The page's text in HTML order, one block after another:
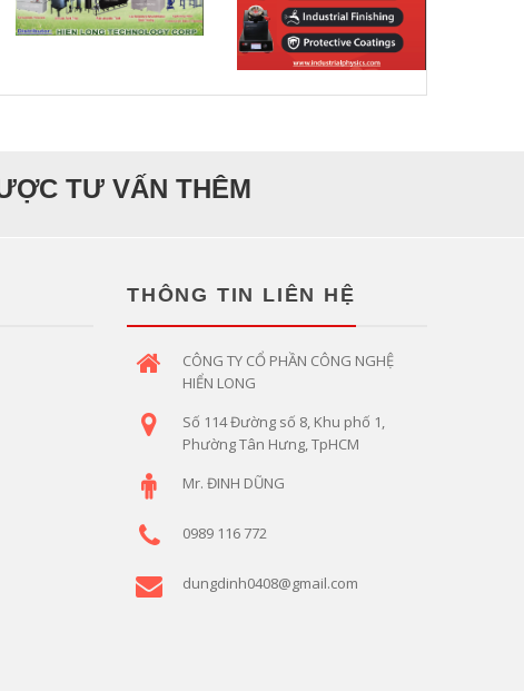
TƯ VẤN THÊM
THÔNG TIN LIÊN HỆ
CÔNG TY CỔ PHẦN CÔNG NGHỆ
HIỂN LONG
Số 114 Đường số 8, Khu phố 1,
Phường Tân Hưng, TpHCM
Mr. ĐINH DŨNG
0989 116 772
dungdinh0408@gmail.com